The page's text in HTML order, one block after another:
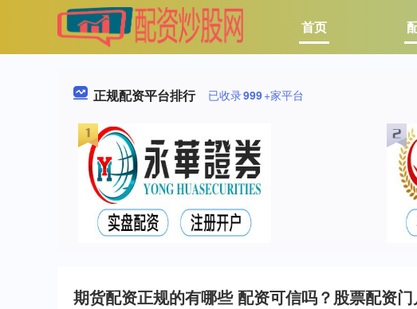
首页
正规配资平台排行 已收录999+家平台
期货配资正规的有哪些 配资可信吗？股票配资